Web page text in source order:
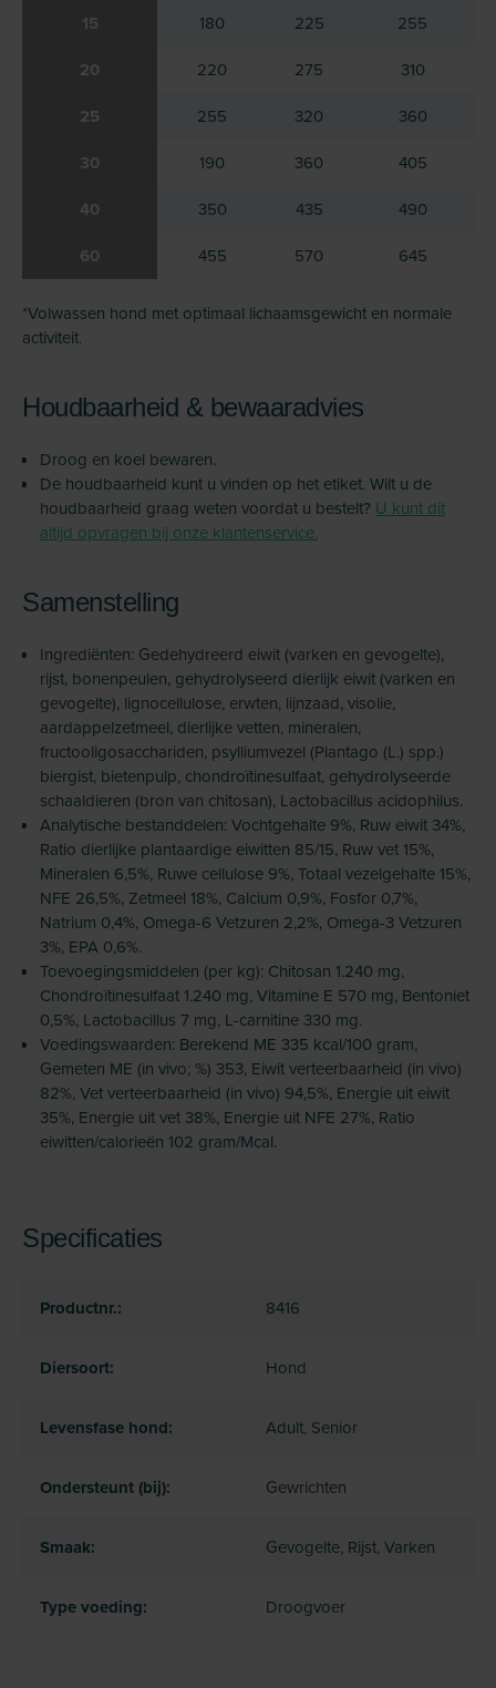
15 180 225 255
20 220 275 310
25 255 320 360
30 190 360 405
40 350 435 490
60 455 570 645
*Volwassen hond met optimaal lichaamsgewicht en normale
activiteit.
Houdbaarheid & bewaaradvies
Droog en koel bewaren.
De houdbaarheid kunt u vinden op het etiket. Wilt u de
houdbaarheid graag weten voordat u bestelt? U kunt dit
altijd opvragen bij onze klantenservice.
Samenstelling
Ingrediënten: Gedehydreerd eiwit (varken en gevogelte),
rijst, bonenpeulen, gehydrolyseerd dierlijk eiwit (varken en
gevogelte), lignocellulose, erwten, lijnzaad, visolie,
aardappelzetmeel, dierlijke vetten, mineralen,
fructooligosacchariden, psylliumvezel (Plantago (L.) spp.)
biergist, bietenpulp, chondroïtinesulfaat, gehydrolyseerde
schaaldieren (bron van chitosan), Lactobacillus acidophilus.
Analytische bestanddelen: Vochtgehalte 9%, Ruw eiwit 34%,
Ratio dierlijke plantaardige eiwitten 85/15, Ruw vet 15%,
Mineralen 6,5%, Ruwe cellulose 9%, Totaal vezelgehalte 15%,
NFE 26,5%, Zetmeel 18%, Calcium 0,9%, Fosfor 0,7%,
Natrium 0,4%, Omega-6 Vetzuren 2,2%, Omega-3 Vetzuren
3%, EPA 0,6%.
Toevoegingsmiddelen (per kg): Chitosan 1.240 mg,
Chondroïtinesulfaat 1.240 mg, Vitamine E 570 mg, Bentoniet
0,5%, Lactobacillus 7 mg, L-carnitine 330 mg.
Voedingswaarden: Berekend ME 335 kcal/100 gram,
Gemeten ME (in vivo; %) 353, Eiwit verteerbaarheid (in vivo)
82%, Vet verteerbaarheid (in vivo) 94,5%, Energie uit eiwit
35%, Energie uit vet 38%, Energie uit NFE 27%, Ratio
eiwitten/calorieën 102 gram/Mcal.
Specificaties
Productnr.: 8416
Diersoort: Hond
Levensfase hond: Adult, Senior
Ondersteunt (bij): Gewrichten
Smaak: Gevogelte, Rijst, Varken
Type voeding: Droogvoer